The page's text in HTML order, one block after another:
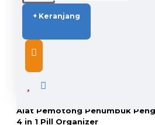
+ Keranjang
DESCRIPTION
Alat Pemotong Penumbuk
4 in 1 Pill Organizer